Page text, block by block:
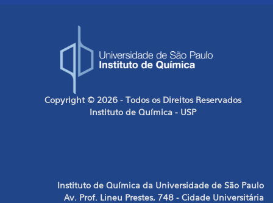
Copyright © 2026 - Todos os Direitos Reservados
Instituto de Química - USP
Instituto de Química da Universidade de São Paulo
Av. Prof. Lineu Prestes, 748 - Cidade Universitária